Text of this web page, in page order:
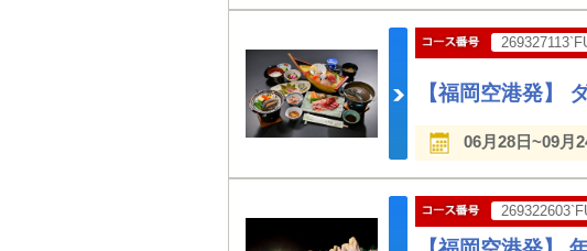
【福岡空港発】
06月28日~09月